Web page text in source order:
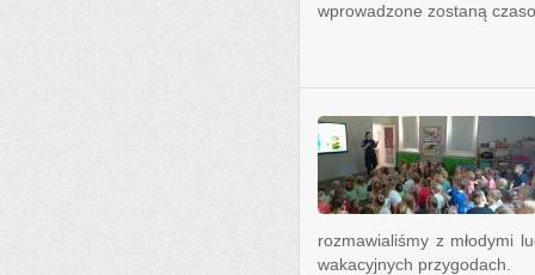
wprowadzone zostaną
rozmawialiśmy z młodymi
wakacyjnych przygodach.